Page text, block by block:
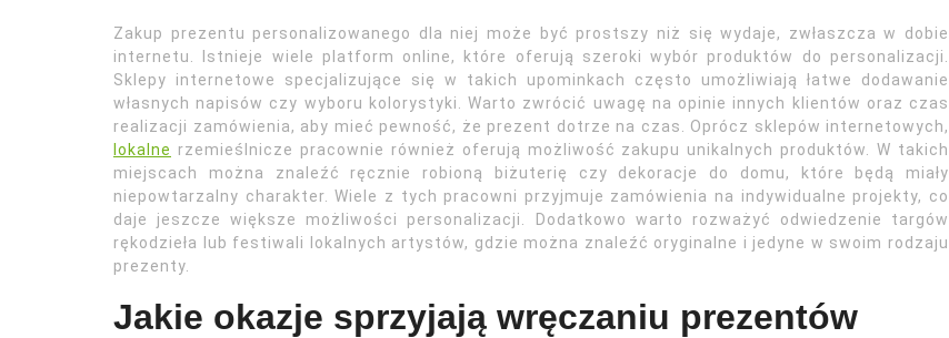
Zakup prezentu personalizowanego dla niej może być prostszy niż się wydaje, zwłaszcza w dobie
internetu. Istnieje wiele platform online, które oferują szeroki wybór produktów do personalizacji.
Sklepy internetowe specjalizujące się w takich upominkach często umożliwiają łatwe dodawanie
własnych napisów czy wyboru kolorystyki. Warto zwrócić uwagę na opinie innych klientów oraz czas
realizacji zamówienia, aby mieć pewność, że prezent dotrze na czas. Oprócz sklepów internetowych,
lokalne rzemieślnicze pracownie również oferują możliwość zakupu unikalnych produktów. W takich
miejscach można znaleźć ręcznie robioną biżuterię czy dekoracje do domu, które będą miały
niepowtarzalny charakter. Wiele z tych pracowni przyjmuje zamówienia na indywidualne projekty, co
daje jeszcze większe możliwości personalizacji. Dodatkowo warto rozważyć odwiedzenie targów
rękodzieła lub festiwali lokalnych artystów, gdzie można znaleźć oryginalne i jedyne w swoim rodzaju
prezenty.
Jakie okazje sprzyjają wręczaniu prezentów